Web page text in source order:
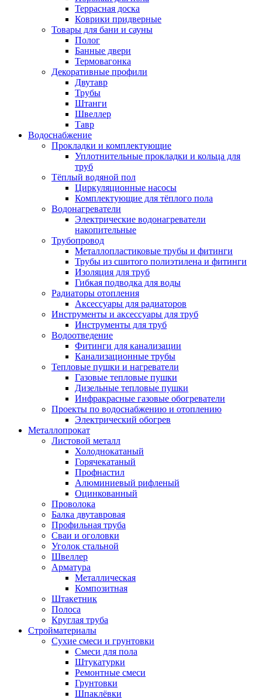
Террасная доска
Коврики придверные
Товары для бани и сауны
Полог
Банные двери
Термовагонка
Декоративные профили
Двутавр
Трубы
Штанги
Швеллер
Тавр
Водоснабжение
Прокладки и комплектующие
Уплотнительные прокладки и кольца для
труб
Тёплый водяной пол
Циркуляционные насосы
Комплектующие для тёплого пола
Водонагреватели
Электрические водонагреватели
накопительные
Трубопровод
Металлопластиковые трубы и фитинги
Трубы из сшитого полиэтилена и фитинги
Изоляция для труб
Гибкая подводка для воды
Радиаторы отопления
Аксессуары для радиаторов
Инструменты и аксессуары для труб
Инструменты для труб
Водоотведение
Фитинги для канализации
Канализационные трубы
Тепловые пушки и нагреватели
Газовые тепловые пушки
Дизельные тепловые пушки
Инфракрасные газовые обогреватели
Проекты по водоснабжению и отоплению
Электрический обогрев
Металлопрокат
Листовой металл
Холоднокатаный
Горячекатаный
Профнастил
Алюминиевый рифленый
Оцинкованный
Проволока
Балка двутавровая
Профильная труба
Сваи и оголовки
Уголок стальной
Швеллер
Арматура
Металлическая
Композитная
Штакетник
Полоса
Круглая труба
Стройматериалы
Сухие смеси и грунтовки
Смеси для пола
Штукатурки
Ремонтные смеси
Грунтовки
Шпаклёвки